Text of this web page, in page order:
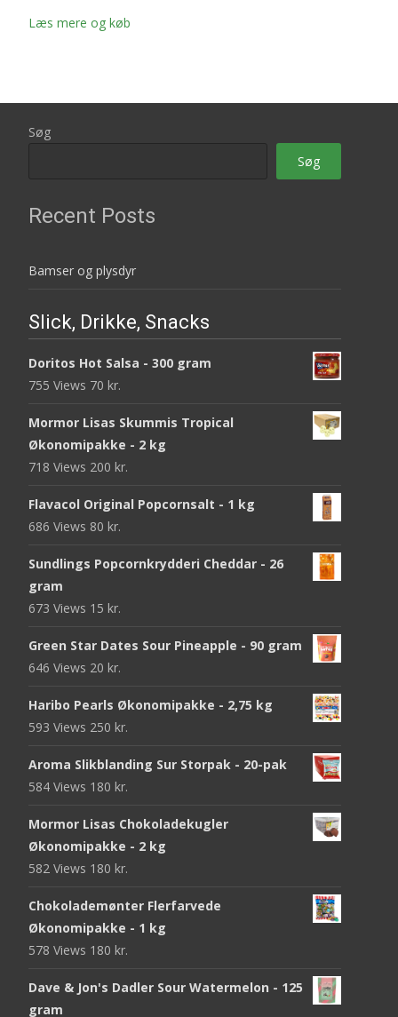
Læs mere og køb
Søg
Søg
Recent Posts
Bamser og plysdyr
Slick, Drikke, Snacks
Doritos Hot Salsa - 300 gram
755 Views 70 kr.
Mormor Lisas Skummis Tropical
Økonomipakke - 2 kg
718 Views 200 kr.
Flavacol Original Popcornsalt - 1 kg
686 Views 80 kr.
Sundlings Popcornkrydderi Cheddar - 26
gram
673 Views 15 kr.
Green Star Dates Sour Pineapple - 90 gram
646 Views 20 kr.
Haribo Pearls Økonomipakke - 2,75 kg
593 Views 250 kr.
Aroma Slikblanding Sur Storpak - 20-pak
584 Views 180 kr.
Mormor Lisas Chokoladekugler
Økonomipakke - 2 kg
582 Views 180 kr.
Chokolademønter Flerfarvede
Økonomipakke - 1 kg
578 Views 180 kr.
Dave & Jon's Dadler Sour Watermelon - 125
gram